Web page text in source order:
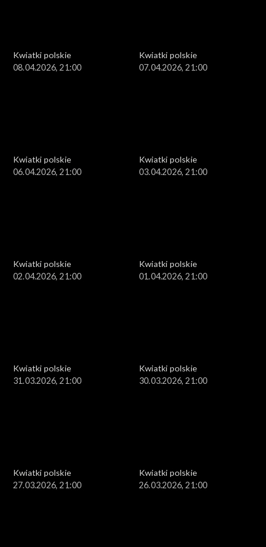
Kwiatki polskie
08.04.2026, 21:00
Kwiatki polskie
07.04.2026, 21:00
Kwiatki polskie
06.04.2026, 21:00
Kwiatki polskie
03.04.2026, 21:00
Kwiatki polskie
02.04.2026, 21:00
Kwiatki polskie
01.04.2026, 21:00
Kwiatki polskie
31.03.2026, 21:00
Kwiatki polskie
30.03.2026, 21:00
Kwiatki polskie
27.03.2026, 21:00
Kwiatki polskie
26.03.2026, 21:00